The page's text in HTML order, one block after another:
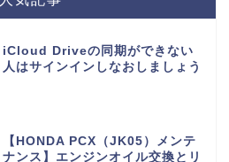
iCloud Driveの同期ができない
人はサインインしなおしましょう
【HONDA PCX（JK05）メンテ
ナンス】エンジンオイル交換とリ